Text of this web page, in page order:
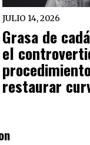
JULIO 14, 2026
Grasa de
el
restaurar